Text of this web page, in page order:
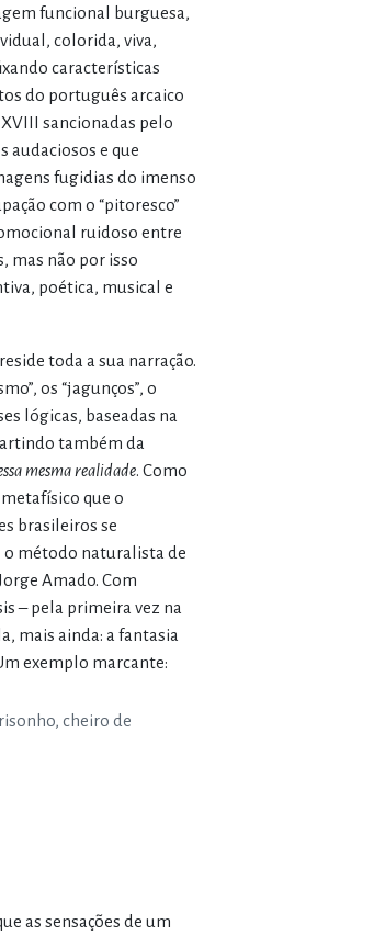
funcional burguesa,
colorida, viva,
características
do português arcaico
sancionadas pelo
audaciosos e que
fugidias do imenso
com o “pitoresco”
ruidoso entre
mas não por isso
poética, musical e
toda a sua narração.
os “jagunços”, o
lógicas, baseadas na
também da
mesma realidade. Como
que o
brasileiros se
o método naturalista de
Amado. Com
– pela primeira vez na
mais ainda: a fantasia
exemplo marcante:
cheiro de
as sensações de um